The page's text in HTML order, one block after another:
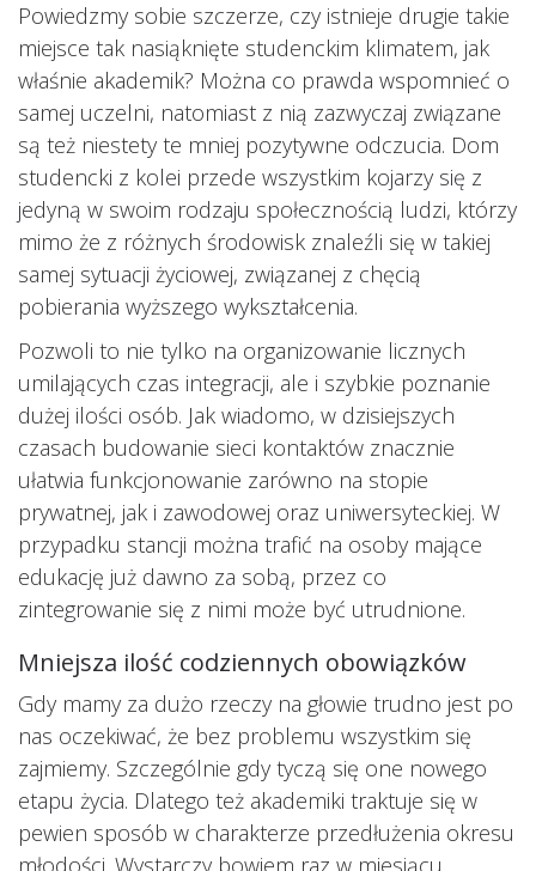
Powiedzmy sobie szczerze, czy istnieje drugie takie
miejsce tak nasiąknięte studenckim klimatem, jak
właśnie akademik? Można co prawda wspomnieć o
samej uczelni, natomiast z nią zazwyczaj związane
są też niestety te mniej pozytywne odczucia. Dom
studencki z kolei przede wszystkim kojarzy się z
jedyną w swoim rodzaju społecznością ludzi, którzy
mimo że z różnych środowisk znaleźli się w takiej
samej sytuacji życiowej, związanej z chęcią
pobierania wyższego wykształcenia.
Pozwoli to nie tylko na organizowanie licznych
umilających czas integracji, ale i szybkie poznanie
dużej ilości osób. Jak wiadomo, w dzisiejszych
czasach budowanie sieci kontaktów znacznie
ułatwia funkcjonowanie zarówno na stopie
prywatnej, jak i zawodowej oraz uniwersyteckiej. W
przypadku stancji można trafić na osoby mające
edukację już dawno za sobą, przez co
zintegrowanie się z nimi może być utrudnione.
Mniejsza ilość codziennych obowiązków
Gdy mamy za dużo rzeczy na głowie trudno jest po
nas oczekiwać, że bez problemu wszystkim się
zajmiemy. Szczególnie gdy tyczą się one nowego
etapu życia. Dlatego też akademiki traktuje się w
pewien sposób w charakterze przedłużenia okresu
młodości. Wystarczy bowiem raz w miesiącu